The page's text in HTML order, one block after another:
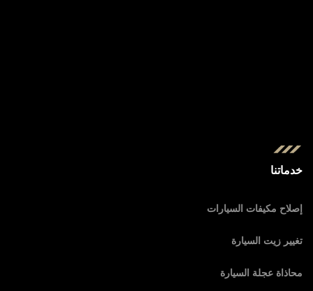
خدماتنا
إصلاح مكيفات السيارات
تغيير زيت السيارة
محاذاة عجلة السيارة